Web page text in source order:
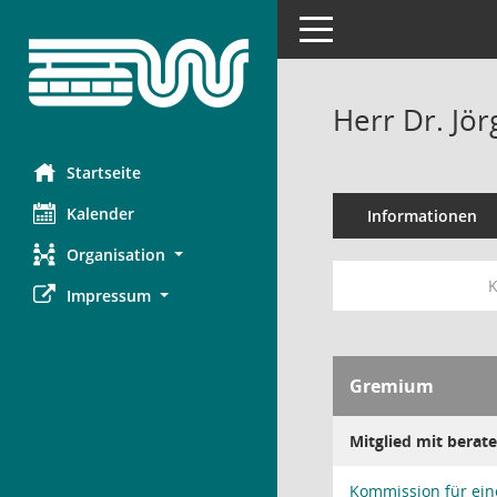
Startseite
Kalender
Organisation
Impressum
Toggle navigation
Herr Dr.
Informationen
Gremium
Mitglied mit
Kommission für